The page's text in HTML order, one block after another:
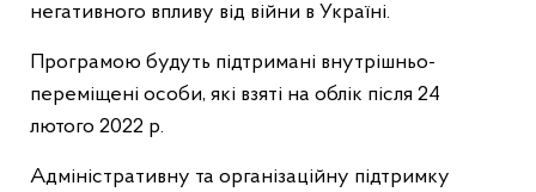
негативного впливу від війни в Україні.
Програмою будуть підтримані внутрішньо-
переміщені особи, які взяті на облік після 24
лютого 2022 р.
Адміністративну та організаційну підтримку